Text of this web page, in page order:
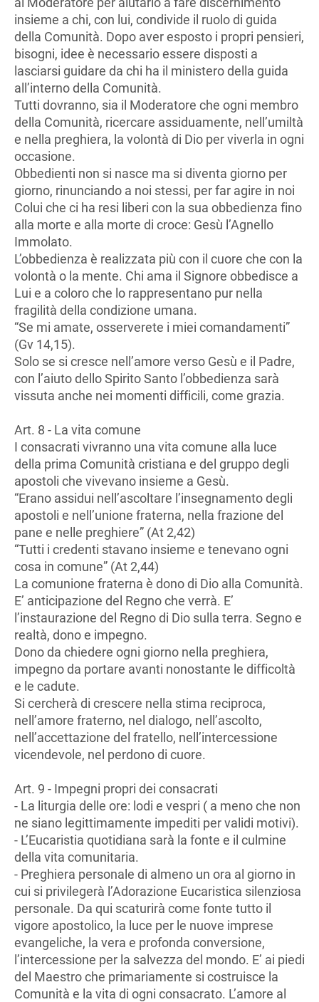
insieme a chi, con lui, condivide il ruolo di guida
della Comunità. Dopo aver esposto i propri pensieri,
bisogni, idee è necessario essere disposti a
lasciarsi guidare da chi ha il ministero della guida
all’interno della Comunità.
Tutti dovranno, sia il Moderatore che ogni membro
della Comunità, ricercare assiduamente, nell’umiltà
e nella preghiera, la volontà di Dio per viverla in ogni
occasione.
Obbedienti non si nasce ma si diventa giorno per
giorno, rinunciando a noi stessi, per far agire in noi
Colui che ci ha resi liberi con la sua obbedienza fino
alla morte e alla morte di croce: Gesù l’Agnello
Immolato.
L’obbedienza è realizzata più con il cuore che con la
volontà o la mente. Chi ama il Signore obbedisce a
Lui e a coloro che lo rappresentano pur nella
fragilità della condizione umana.
“Se mi amate, osserverete i miei comandamenti”
(Gv 14,15).
Solo se si cresce nell’amore verso Gesù e il Padre,
con l’aiuto dello Spirito Santo l’obbedienza sarà
vissuta anche nei momenti difficili, come grazia.
Art. 8 - La vita comune
I consacrati vivranno una vita comune alla luce
della prima Comunità cristiana e del gruppo degli
apostoli che vivevano insieme a Gesù.
“Erano assidui nell’ascoltare l’insegnamento degli
apostoli e nell’unione fraterna, nella frazione del
pane e nelle preghiere” (At 2,42)
“Tutti i credenti stavano insieme e tenevano ogni
cosa in comune” (At 2,44)
La comunione fraterna è dono di Dio alla Comunità.
E’ anticipazione del Regno che verrà. E’
l’instaurazione del Regno di Dio sulla terra. Segno e
realtà, dono e impegno.
Dono da chiedere ogni giorno nella preghiera,
impegno da portare avanti nonostante le difficoltà
e le cadute.
Si cercherà di crescere nella stima reciproca,
nell’amore fraterno, nel dialogo, nell’ascolto,
nell’accettazione del fratello, nell’intercessione
vicendevole, nel perdono di cuore.
Art. 9 - Impegni propri dei consacrati
- La liturgia delle ore: lodi e vespri ( a meno che non
ne siano legittimamente impediti per validi motivi).
- L’Eucaristia quotidiana sarà la fonte e il culmine
della vita comunitaria.
- Preghiera personale di almeno un ora al giorno in
cui si privilegerà l’Adorazione Eucaristica silenziosa
personale. Da qui scaturirà come fonte tutto il
vigore apostolico, la luce per le nuove imprese
evangeliche, la vera e profonda conversione,
l’intercessione per la salvezza del mondo. E’ ai piedi
del Maestro che primariamente si costruisce la
Comunità e la vita di ogni consacrato. L’amore al